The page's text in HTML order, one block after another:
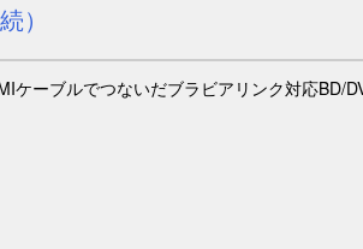
）
ケーブルでつないだブラビアリンク対応BD/